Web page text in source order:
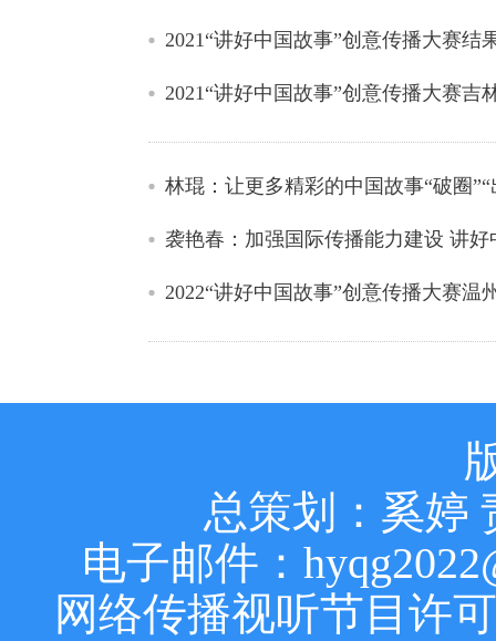
2021“讲好中国故事”创意传播大赛结
2021“讲好中国故事”创意传播大赛吉
林琨：让更多精彩的中国故事“破圈”“
袭艳春：加强国际传播能力建设 讲
2022“讲好中国故事”创意传播大赛温
总策划：奚婷
电子邮件：
网络传播视听节目许